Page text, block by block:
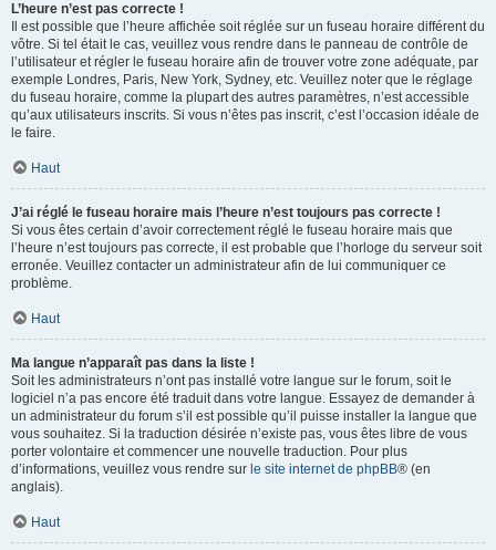
L’heure n’est pas correcte !
Il est possible que l’heure affichée soit réglée sur un fuseau horaire différent du
vôtre. Si tel était le cas, veuillez vous rendre dans le panneau de contrôle de
l’utilisateur et régler le fuseau horaire afin de trouver votre zone adéquate, par
exemple Londres, Paris, New York, Sydney, etc. Veuillez noter que le réglage
du fuseau horaire, comme la plupart des autres paramètres, n’est accessible
qu’aux utilisateurs inscrits. Si vous n’êtes pas inscrit, c’est l’occasion idéale de
le faire.
Haut
J’ai réglé le fuseau horaire mais l’heure n’est toujours pas correcte !
Si vous êtes certain d’avoir correctement réglé le fuseau horaire mais que
l’heure n’est toujours pas correcte, il est probable que l’horloge du serveur soit
erronée. Veuillez contacter un administrateur afin de lui communiquer ce
problème.
Haut
Ma langue n’apparaît pas dans la liste !
Soit les administrateurs n’ont pas installé votre langue sur le forum, soit le
logiciel n’a pas encore été traduit dans votre langue. Essayez de demander à
un administrateur du forum s’il est possible qu’il puisse installer la langue que
vous souhaitez. Si la traduction désirée n’existe pas, vous êtes libre de vous
porter volontaire et commencer une nouvelle traduction. Pour plus
d’informations, veuillez vous rendre sur le site internet de phpBB® (en
anglais).
Haut